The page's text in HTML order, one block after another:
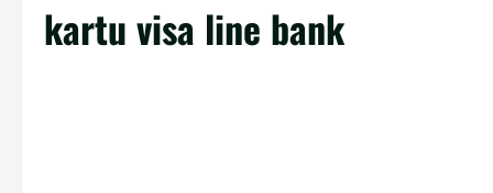
kartu visa line bank